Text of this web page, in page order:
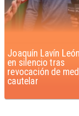
Chile y Venezuela
formalizan reinicio
relaciones